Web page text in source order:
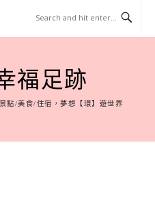
福足跡
點/美食/住宿，夢想【環】遊世界